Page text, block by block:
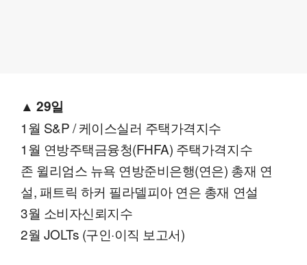
▲ 29일
1월 S&P / 케이스실러 주택가격지수
1월 연방주택금융청(FHFA) 주택가격지수
존 윌리엄스 뉴욕 연방준비은행(연은) 총재 연
설, 패트릭 하커 필라델피아 연은 총재 연설
3월 소비자신뢰지수
2월 JOLTs (구인·이직 보고서)